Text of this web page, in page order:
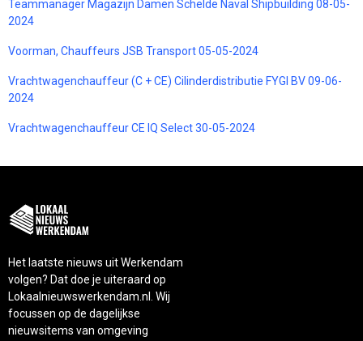
Teammanager Magazijn Damen Schelde Naval Shipbuilding 08-05-
2024
Voorman, Chauffeurs JSB Transport 05-05-2024
Vrachtwagenchauffeur (C + CE) Cilinderdistributie FYGI BV 09-06-
2024
Vrachtwagenchauffeur CE IQ Select 30-05-2024
Het laatste nieuws uit Werkendam
volgen? Dat doe je uiteraard op
Lokaalnieuwswerkendam.nl. Wij
focussen op de dagelijkse
nieuwsitems van omgeving